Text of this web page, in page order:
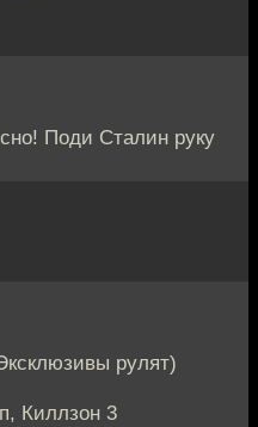
Поди Сталин руку
рулят)
Киллзон 3